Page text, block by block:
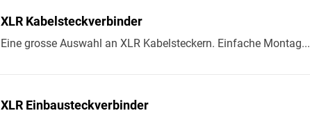
XLR Kabelsteckverbinder
Eine grosse Auswahl an XLR Kabelsteckern. Einfache Montag...
XLR Einbausteckverbinder